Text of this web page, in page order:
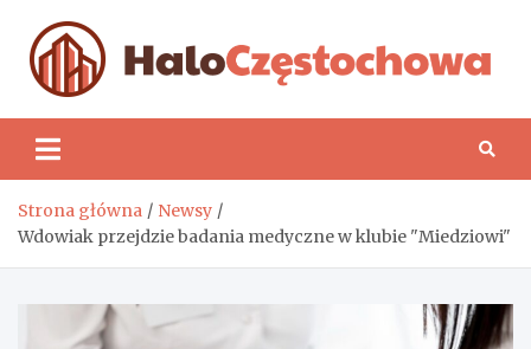
content
Strona główna
Newsy
Wdowiak przejdzie badania medyczne w klubie "Miedziowi"